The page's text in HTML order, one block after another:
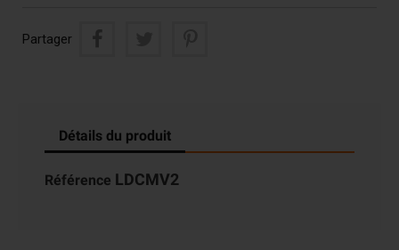
Partager
Détails du produit
Référence LDCMV2